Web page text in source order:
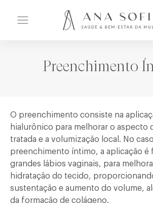
Preenchimento
O preenchimento consiste na
hialurônico para melhorar o aspecto
tratada e a volumização local. No
preenchimento íntimo, a aplicação é
grandes lábios vaginais, para
hidratação do tecido,
sustentação e aumento do volume,
da formação de colágeno.